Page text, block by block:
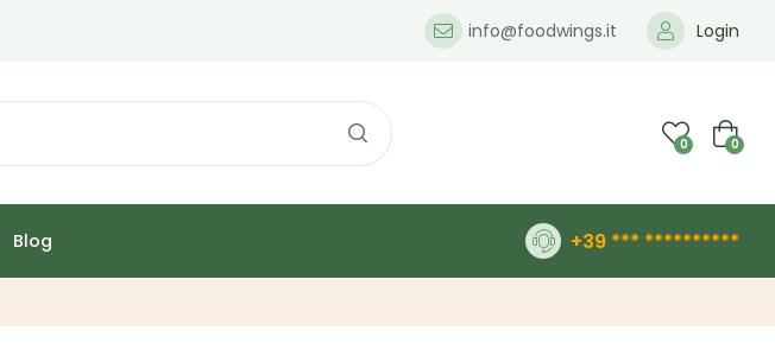
info@foodwings.it Login
0 0
Blog +39 *** **********